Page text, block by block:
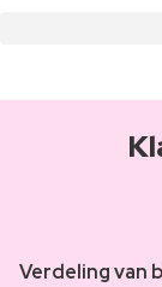
Verdeling van